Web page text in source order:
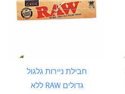
חבילת ניירות גלגול
גדולים RAW ללא